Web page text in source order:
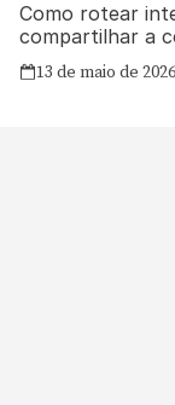
Como rotear
compartilhar a
13 de maio de 2026